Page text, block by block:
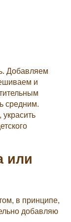
Добавляем
и
средним.
или
в принципе,
добавляю